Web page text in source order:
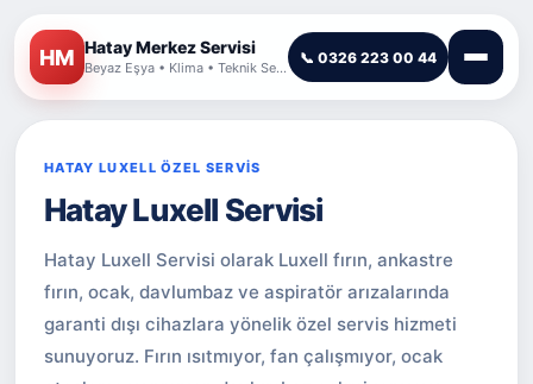
HM Hatay Merkez Servisi
Beyaz Eşya • Klima • Teknik Servis
📞 0326 223 00 44
HATAY LUXELL ÖZEL SERVİS
Hatay Luxell Servisi
Hatay Luxell Servisi olarak Luxell fırın, ankastre
fırın, ocak, davlumbaz ve aspiratör arızalarında
garanti dışı cihazlara yönelik özel servis hizmeti
sunuyoruz. Fırın ısıtmıyor, fan çalışmıyor, ocak